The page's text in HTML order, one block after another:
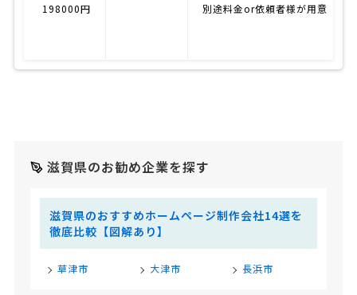
198000円
別途料金or依頼者様が用意
滋賀県のお勧め企業を探す
滋賀県のおすすめホームページ制作会社14選を
徹底比較【図解あり】
草津市 大津市 長浜市